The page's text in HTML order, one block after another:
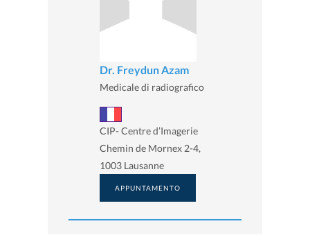
Dr. Freydun Azam
Medicale di radiografico
CIP- Centre d’Imagerie
Chemin de Mornex 2-4,
1003 Lausanne
APPUNTAMENTO